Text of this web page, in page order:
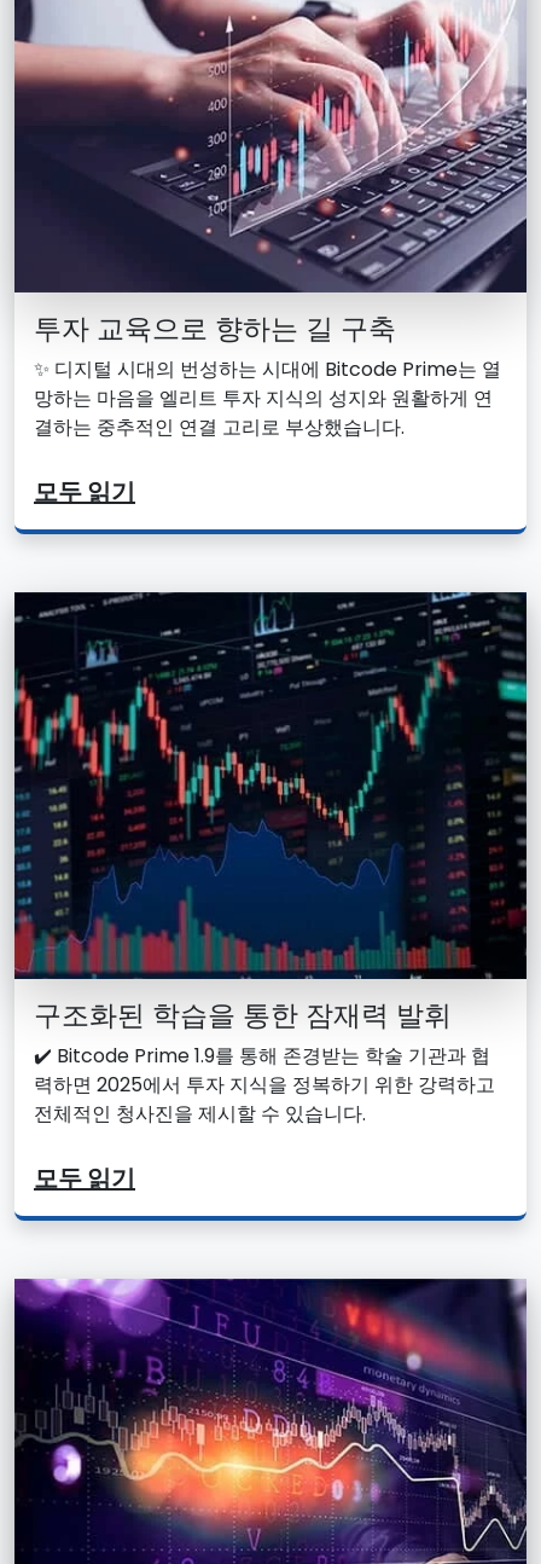
투자 교육으로 향하는 길 구축
✨ 디지털 시대의 번성하는 시대에 Bitcode Prime는 열
망하는 마음을 엘리트 투자 지식의 성지와 원활하게 연
결하는 중추적인 연결 고리로 부상했습니다.
모두 읽기
구조화된 학습을 통한 잠재력 발휘
✔️ Bitcode Prime 1.9를 통해 존경받는 학술 기관과 협
력하면 2025에서 투자 지식을 정복하기 위한 강력하고
전체적인 청사진을 제시할 수 있습니다.
모두 읽기